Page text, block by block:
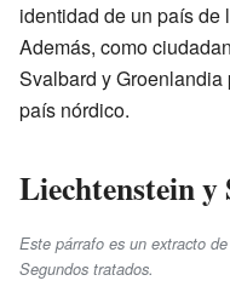
identidad de un país de
Además, como
Svalbard y
país nórdico.
Liechtenstein y
Este párrafo es un extracto
Segundos tratados.